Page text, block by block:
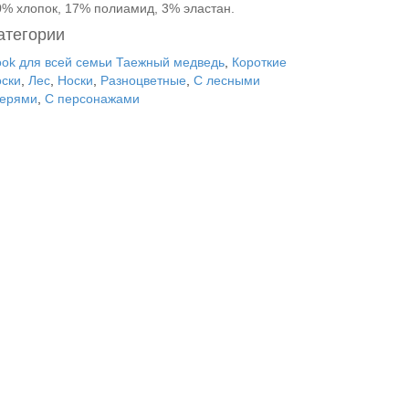
хлопок, 17% полиамид, 3% эластан.
для всей семьи Таежный медведь Короткие
Лес Носки Разноцветные С лесными
С персонажами